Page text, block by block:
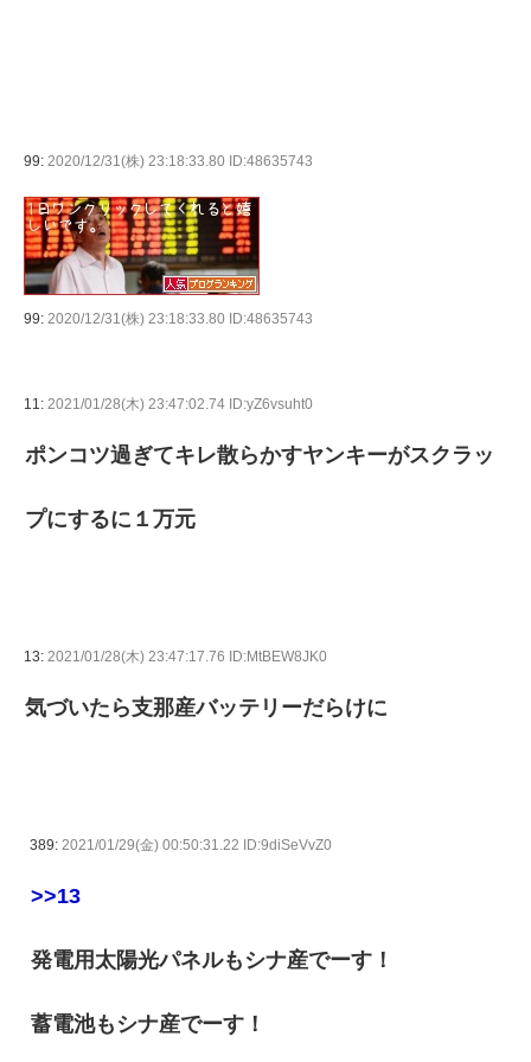
99: 2020/12/31(株) 23:18:33.80 ID:48635743
99: 2020/12/31(株) 23:18:33.80 ID:48635743
11: 2021/01/28(木) 23:47:02.74 ID:yZ6vsuht0
ポンコツ過ぎてキレ散らかすヤンキーがスクラッ
プにするに１万元
13: 2021/01/28(木) 23:47:17.76 ID:MtBEW8JK0
気づいたら支那産バッテリーだらけに
389: 2021/01/29(金) 00:50:31.22 ID:9diSeVvZ0
>>13
発電用太陽光パネルもシナ産でーす！
蓄電池もシナ産でーす！